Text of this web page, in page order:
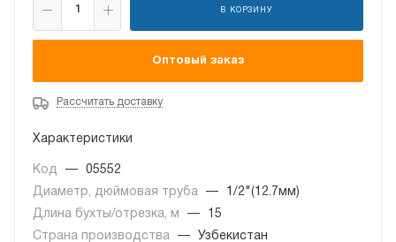
В КОРЗИНУ
Оптовый заказ
Рассчитать доставку
Характеристики
Код —
05552
Диаметр, дюймовая труба
—
1/2"(12.7мм)
Длина бухты/отрезка, м
—
15
Страна производства
—
Узбекистан